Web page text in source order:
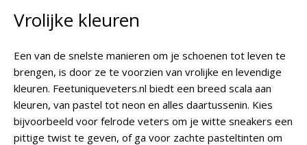
Vrolijke kleuren
Een van de snelste manieren om je schoenen tot leven te
brengen, is door ze te voorzien van vrolijke en levendige
kleuren. Feetuniqueveters.nl biedt een breed scala aan
kleuren, van pastel tot neon en alles daartussenin. Kies
bijvoorbeeld voor felrode veters om je witte sneakers een
pittige twist te geven, of ga voor zachte pasteltinten om